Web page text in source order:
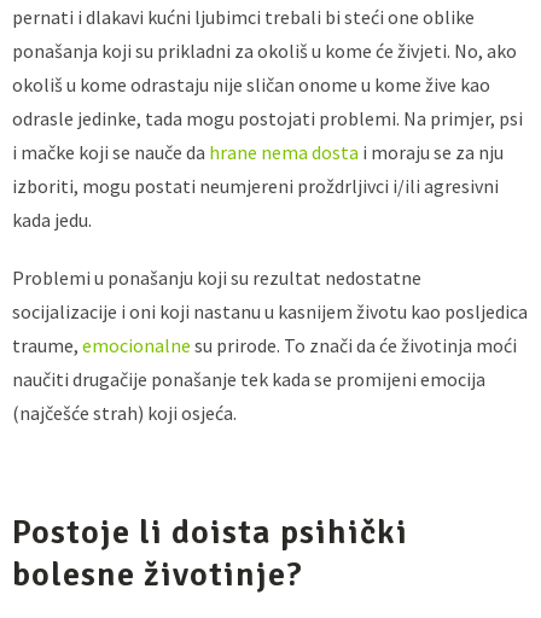
pernati i dlakavi kućni ljubimci trebali bi steći one oblike
ponašanja koji su prikladni za okoliš u kome će živjeti. No, ako
okoliš u kome odrastaju nije sličan onome u kome žive kao
odrasle jedinke, tada mogu postojati problemi. Na primjer, psi
i mačke koji se nauče da hrane nema dosta i moraju se za nju
izboriti, mogu postati neumjereni proždrljivci i/ili agresivni
kada jedu.
Problemi u ponašanju koji su rezultat nedostatne
socijalizacije i oni koji nastanu u kasnijem životu kao posljedica
traume, emocionalne su prirode. To znači da će životinja moći
naučiti drugačije ponašanje tek kada se promijeni emocija
(najčešće strah) koji osjeća.
Postoje li doista psihički
bolesne životinje?